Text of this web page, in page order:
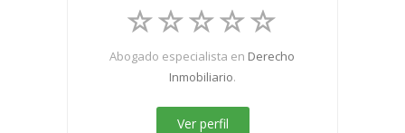
Abogado especialista en Derecho
Inmobiliario.
Ver perfil